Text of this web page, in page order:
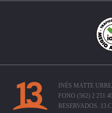
INÉS MATTE
FONO (562) 2 251
RESERVADOS.